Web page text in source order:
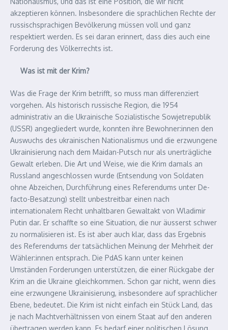
akzeptieren können. Insbesondere die sprachlichen Rechte der
russischsprachigen Bevölkerung müssen voll und ganz
respektiert werden. Es sei daran erinnert, dass dies auch eine
Forderung des Völkerrechts ist.
Was ist mit der Krim?
Was die Frage der Krim betrifft, so muss man differenziert
vorgehen. Als historisch russische Region, die 1954
administrativ an die Ukrainische Sozialistische Sowjetrepublik
(USSR) angegliedert wurde, konnten ihre Bewohner:innen den
Auswuchs des ukrainischen Nationalismus und die erzwungene
Ukrainisierung nach dem Maidan-Putsch nur als unerträgliche
Gewalt erleben. Die Art und Weise, wie die Krim damals an
Russland angeschlossen wurde (Entsendung von Soldaten
ohne Abzeichen, Durchführung eines Referendums unter De-
facto-Besatzung) stellt unbestreitbar einen nach
internationalem Recht unhaltbaren Gewaltakt von Wladimir
Putin dar. Er schaffte so eine Situation, die nur äusserst schwer
zu normalisieren ist. Es ist aber auch klar, dass das Ergebnis
des Referendums der tatsächlichen Meinung der Mehrheit der
Wähler:innen entsprach. Die PdAS kann unter keinen
Umständen Forderungen unterstützen, die einer Rückgabe der
Krim an die Ukraine gleichkommen. Schon gar nicht, wenn dies
eine erzwungene Ukrainisierung, insbesondere auf sprachlicher
Ebene, bedeutet. Die Krim ist nicht einfach ein Stück Land, das
je nach Machtverhältnissen von einem Staat auf den anderen
übertragen werden kann. Es bedarf einer politischen Lösung,